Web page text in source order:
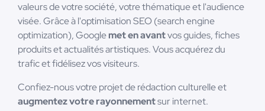
valeurs de votre société, votre thématique et l'audience
visée. Grâce à l'optimisation SEO (search engine
optimization), Googlemet en avantvos guides, fiches
produits et actualités artistiques. Vous acquérez du
trafic et fidélisez vos visiteurs.
Confiez-nous votre projet de rédaction culturelle et
augmentez votre rayonnementsur internet.